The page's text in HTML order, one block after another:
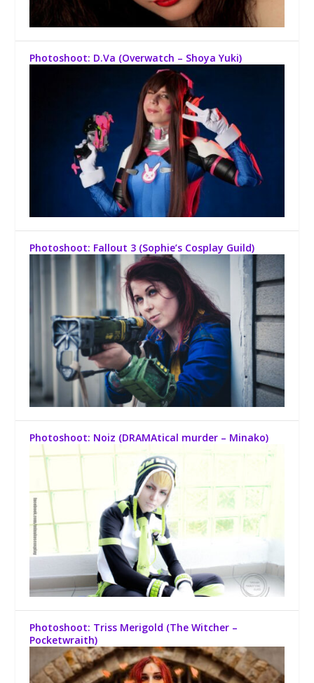
Photoshoot: D.Va (Overwatch – Shoya Yuki)
Photoshoot: Fallout 3 (Sophie’s Cosplay Guild)
Photoshoot: Noiz (DRAMAtical murder – Minako)
Photoshoot: Triss Merigold (The Witcher –
Pocketwraith)